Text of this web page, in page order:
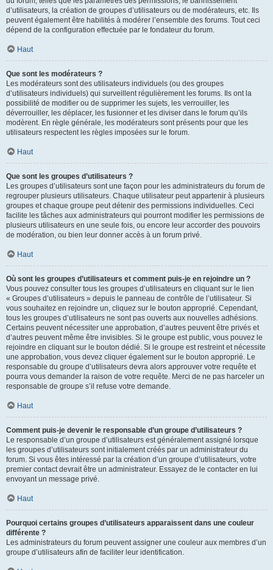
d’utilisateurs, la création de groupes d’utilisateurs ou de modérateurs, etc. Ils
peuvent également être habilités à modérer l’ensemble des forums. Tout ceci
dépend de la configuration effectuée par le fondateur du forum.
Haut
Que sont les modérateurs ?
Les modérateurs sont des utilisateurs individuels (ou des groupes
d’utilisateurs individuels) qui surveillent régulièrement les forums. Ils ont la
possibilité de modifier ou de supprimer les sujets, les verrouiller, les
déverrouiller, les déplacer, les fusionner et les diviser dans le forum qu’ils
modèrent. En règle générale, les modérateurs sont présents pour que les
utilisateurs respectent les règles imposées sur le forum.
Haut
Que sont les groupes d’utilisateurs ?
Les groupes d’utilisateurs sont une façon pour les administrateurs du forum de
regrouper plusieurs utilisateurs. Chaque utilisateur peut appartenir à plusieurs
groupes et chaque groupe peut détenir des permissions individuelles. Ceci
facilite les tâches aux administrateurs qui pourront modifier les permissions de
plusieurs utilisateurs en une seule fois, ou encore leur accorder des pouvoirs
de modération, ou bien leur donner accès à un forum privé.
Haut
Où sont les groupes d’utilisateurs et comment puis-je en rejoindre un ?
Vous pouvez consulter tous les groupes d’utilisateurs en cliquant sur le lien
« Groupes d’utilisateurs » depuis le panneau de contrôle de l’utilisateur. Si
vous souhaitez en rejoindre un, cliquez sur le bouton approprié. Cependant,
tous les groupes d’utilisateurs ne sont pas ouverts aux nouvelles adhésions.
Certains peuvent nécessiter une approbation, d’autres peuvent être privés et
d’autres peuvent même être invisibles. Si le groupe est public, vous pouvez le
rejoindre en cliquant sur le bouton dédié. Si le groupe est restreint et nécessite
une approbation, vous devez cliquer également sur le bouton approprié. Le
responsable du groupe d’utilisateurs devra alors approuver votre requête et
pourra vous demander la raison de votre requête. Merci de ne pas harceler un
responsable de groupe s’il refuse votre demande.
Haut
Comment puis-je devenir le responsable d’un groupe d’utilisateurs ?
Le responsable d’un groupe d’utilisateurs est généralement assigné lorsque
les groupes d’utilisateurs sont initialement créés par un administrateur du
forum. Si vous êtes intéressé par la création d’un groupe d’utilisateurs, votre
premier contact devrait être un administrateur. Essayez de le contacter en lui
envoyant un message privé.
Haut
Pourquoi certains groupes d’utilisateurs apparaissent dans une couleur
différente ?
Les administrateurs du forum peuvent assigner une couleur aux membres d’un
groupe d’utilisateurs afin de faciliter leur identification.